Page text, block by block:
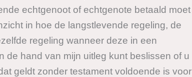
echtgenoot of echtgenote betaald moet
in hoe de langstlevende regeling, de
regeling wanneer deze in een
de hand van mijn uitleg kunt beslissen of u
geldt zonder testament voldoende is voor